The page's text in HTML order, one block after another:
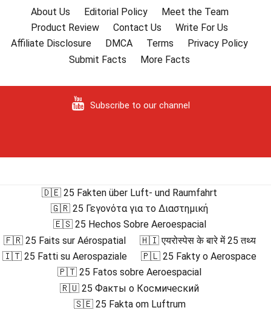
About Us Editorial Policy
Meet the Team
Product Review
Contact Us
Write For Us
Affiliate Disclosure
DMCA Terms
Privacy Policy
Submit Facts
More Facts
Subscribe to our channel
🇩🇪 25 Fakten über Luft- und Raumfahrt
🇬🇷 25 Γεγονότα για το Διαστημική
🇪🇸 25 Hechos Sobre Aeroespacial
🇫🇷 25 Faits sur Aérospatial
🇭🇮 एयरोस्पेस के बारे में 25 तथ्य
🇮🇹 25 Fatti su Aerospaziale
🇵🇱 25 Fakty o Aerospace
🇵🇹 25 Fatos sobre Aeroespacial
🇷🇺 25 Факты о Космический
🇸🇪 25 Fakta om Luftrum